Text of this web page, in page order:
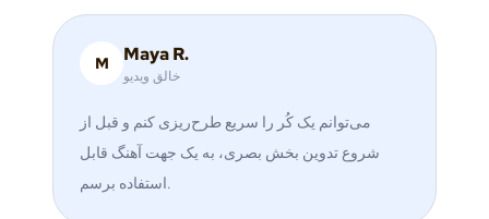
M Maya R.
خالق ویدیو
می‌توانم یک کُر را سریع طرح‌ریزی کنم و قبل از
شروع تدوین بخش بصری، به یک جهت آهنگ قابل
استفاده برسم.